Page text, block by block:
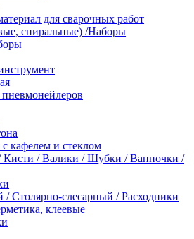
для сварочных работ
спиральные) /Наборы
кафелем и стеклом
Кисти / Валики / Шубки / Ванночки /
Столярно-слесарный / Расходники
клеевые